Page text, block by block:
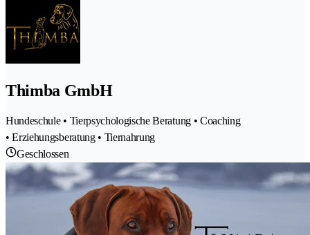
Thimba GmbH
Hundeschule • Tierpsychologische Beratung • Coaching
• Erziehungsberatung • Tiernahrung
Geschlossen